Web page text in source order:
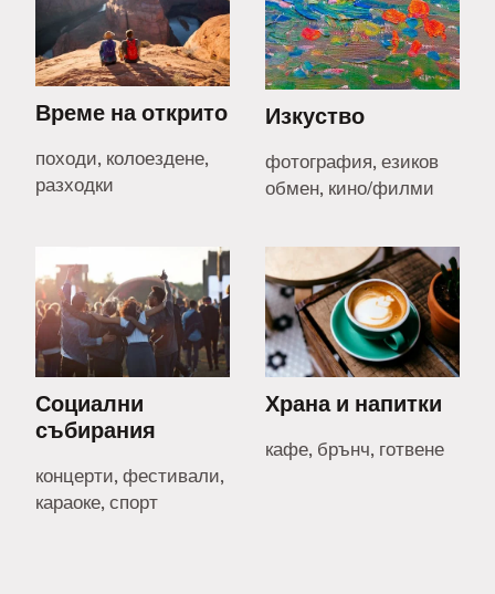
Време на открито
походи, колоездене,
разходки
Изкуство
фотография, езиков
обмен, кино/филми
Социални
събирания
концерти, фестивали,
караоке, спорт
Храна и напитки
кафе, брънч, готвене